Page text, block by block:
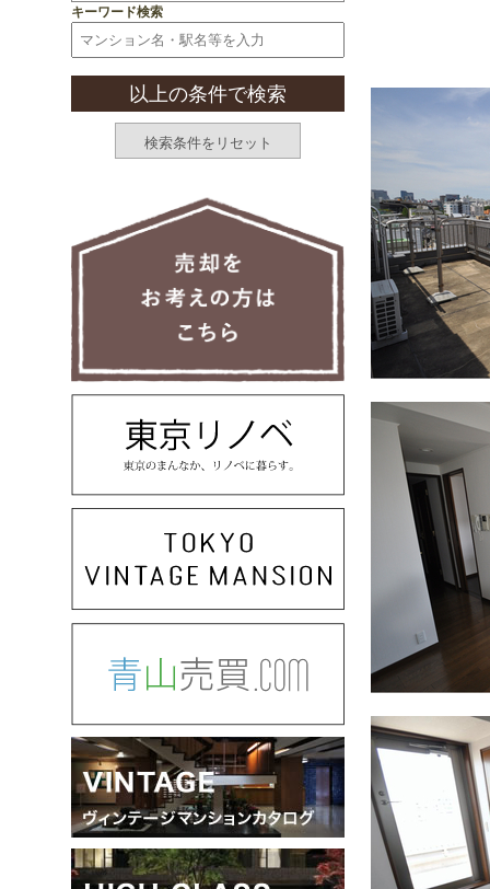
キーワード検索